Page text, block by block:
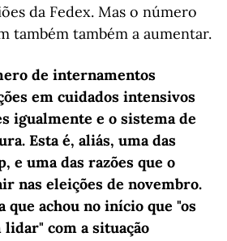
da Fedex. Mas o número
também também a aumentar.
de internamentos
em cuidados intensivos
igualmente e o sistema de
Esta é, aliás, uma das
e uma das razões que o
nas eleições de novembro.
que achou no início que "os
com a situação